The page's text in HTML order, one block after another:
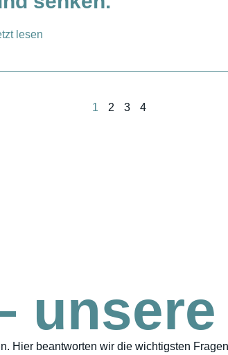
lesen
1 2 3 4
Hier beantworten wir die wichtigsten